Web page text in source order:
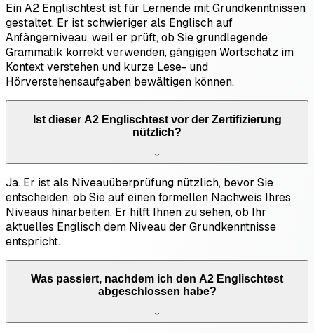
Ein A2 Englischtest ist für Lernende mit Grundkenntnissen
gestaltet. Er ist schwieriger als Englisch auf
Anfängerniveau, weil er prüft, ob Sie grundlegende
Grammatik korrekt verwenden, gängigen Wortschatz im
Kontext verstehen und kurze Lese- und
Hörverstehensaufgaben bewältigen können.
Ist dieser A2 Englischtest vor der Zertifizierung
nützlich?
Ja. Er ist als Niveauüberprüfung nützlich, bevor Sie
entscheiden, ob Sie auf einen formellen Nachweis Ihres
Niveaus hinarbeiten. Er hilft Ihnen zu sehen, ob Ihr
aktuelles Englisch dem Niveau der Grundkenntnisse
entspricht.
Was passiert, nachdem ich den A2 Englischtest
abgeschlossen habe?